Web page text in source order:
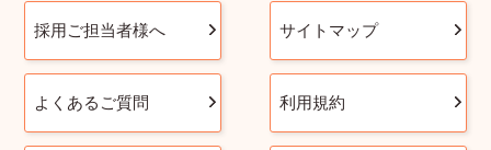
採用ご担当者様へ サイトマップ
よくあるご質問 利用規約